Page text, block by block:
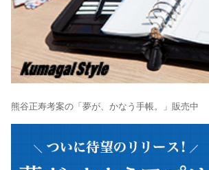
熊谷正寿考案の「夢が、かなう手帳。」販売中